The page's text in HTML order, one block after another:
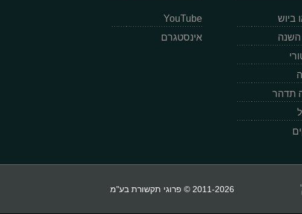
ביוש
השנה
תדהר
YouTube
אינסטגרם
2011-2026 © פרוגי תקשורת בע"מ